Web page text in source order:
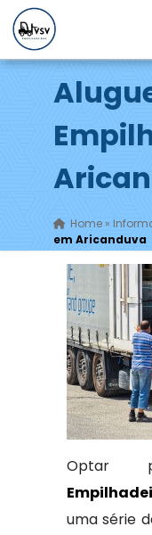
Home»
em Aricanduva
Optar
uma série